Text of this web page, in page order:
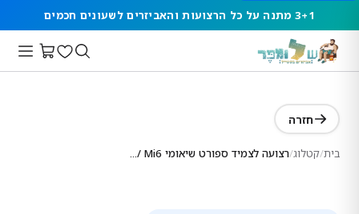
3+1 מתנה על כל הרצועות והאביזרים לשעונים חכמים
חזרה
בית/קטלוג/ רצועה לצמיד ספורט שיאומי Mi5 / Mi6 בצבע צהוב